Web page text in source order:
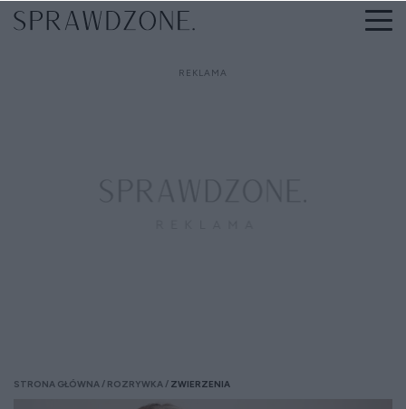
STRONA GŁÓWNA ROZRYWKA ZWIERZENIA